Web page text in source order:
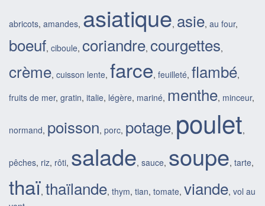
abricots, amandes, asiatique, asie, au four,
boeuf, ciboule, coriandre, courgettes,
crème, cuisson lente, farce, feuilleté, flambé,
fruits de mer, gratin, italie, légère, mariné, menthe, minceur,
normand, poisson, porc, potage, poulet,
pêches, riz, rôti, salade, sauce, soupe, tarte,
thaï, thaïlande, thym, tian, tomate, viande, vol au